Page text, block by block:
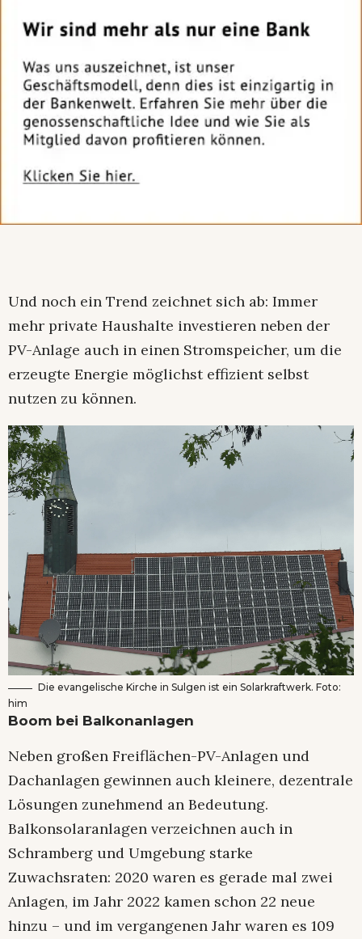
Und noch ein Trend zeichnet sich ab: Immer
mehr private Haushalte investieren neben der
PV-Anlage auch in einen Stromspeicher, um die
erzeugte Energie möglichst effizient selbst
nutzen zu können.
Die evangelische Kirche in Sulgen ist ein Solarkraftwerk. Foto:
him
Boom bei Balkonanlagen
Neben großen Freiflächen-PV-Anlagen und
Dachanlagen gewinnen auch kleinere, dezentrale
Lösungen zunehmend an Bedeutung.
Balkonsolaranlagen verzeichnen auch in
Schramberg und Umgebung starke
Zuwachsraten: 2020 waren es gerade mal zwei
Anlagen, im Jahr 2022 kamen schon 22 neue
hinzu – und im vergangenen Jahr waren es 109